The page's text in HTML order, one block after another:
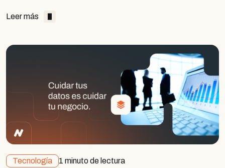
Leer más
Tecnología 1 minuto de lectura